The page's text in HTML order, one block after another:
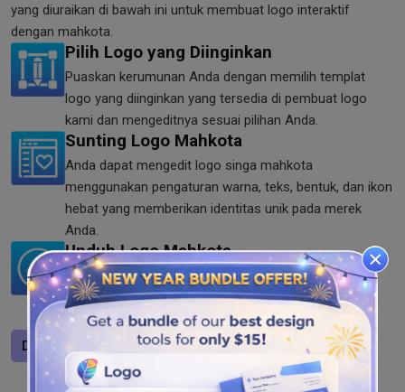
yang diuraikan di bawah ini untuk membuat logo interaktif
dengan mahkota.
Pilih Logo yang Diinginkan
Puaskan kerumunan Anda dengan memilih templat
logo yang diinginkan yang tersedia di pembuat logo
kami dan mengeditnya sesuai pilihan Anda.
Sunting Logo Mahkota
Anda dapat mengedit logo singa mahkota
menggunakan pengaturan warna, teks, bentuk, dan ikon
hebat yang memberikan identitas unik pada merek
Anda.
Unduh Logo Mahkota
Unduh logo mahkota emas, kuning, dan hitam dalam
format SVG, PNG, dan JPG dari alat kami. Gunakan di
mana saja secara online atau offline.
Desain logo